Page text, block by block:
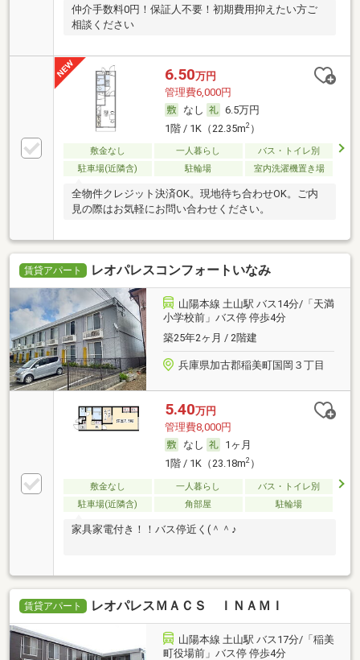
仲介手数料0円！保証人不要！初期費用抑えたい方ご
相談ください
6.50万円
管理費6,000円
なし
6.5万円
1階 / 1K（22.35m2）
敷金なし 一人暮らし
バス・トイレ別
駐車場(近隣含)
駐輪場 室内洗濯機置き場
全物件クレジット決済OK。現地待ち合わせOK。ご内
見の際はお気軽にお問い合わせください。
賃貸アパート レオパレスコンフォートいなみ
山陽本線 土山駅 バス14分/「天満
小学校前」バス停 停歩4分
築25年2ヶ月 / 2階建
兵庫県加古郡稲美町国岡３丁目
5.40万円
管理費8,000円
なし
1ヶ月
1階 / 1K（23.18m2）
敷金なし 一人暮らし
バス・トイレ別
駐車場(近隣含)
角部屋 駐輪場
家具家電付き！！バス停近く(＾＾♪
賃貸アパート レオパレスＭＡＣＳ ＩＮＡＭＩ
山陽本線 土山駅 バス17分/「稲美
町役場前」バス停 停歩4分